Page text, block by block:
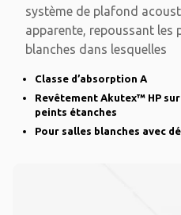
système de plafond
apparente, repoussant les
blanches dans lesquelles
Classe d’absorption A
Revêtement Akutex™ HP
peints étanches
Pour salles blanches avec